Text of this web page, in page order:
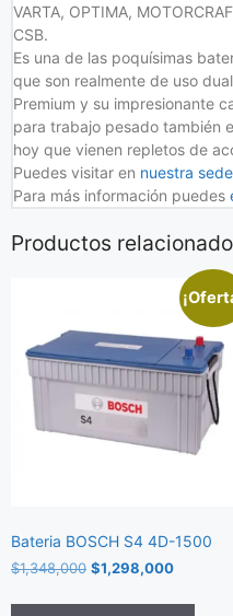
VARTA, OPTIMA,
CSB.
Es una de las poquísimas
que son realmente de uso
Premium y su impresionante
para trabajo pesado también
hoy que vienen repletos de
Puedes visitar en nuestra
Para más información puedes
Productos
Bateria BOSCH S4 4D-1500
$1,348,000 $1,298,000